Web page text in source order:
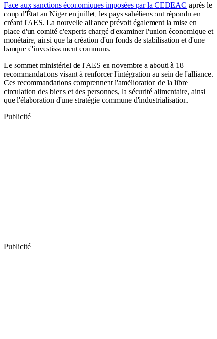
Face aux sanctions économiques imposées par la CEDEAO après le
coup d'État au Niger en juillet, les pays sahéliens ont répondu en
créant l'AES. La nouvelle alliance prévoit également la mise en
place d'un comité d'experts chargé d'examiner l'union économique et
monétaire, ainsi que la création d'un fonds de stabilisation et d'une
banque d'investissement communs.
Le sommet ministériel de l'AES en novembre a abouti à 18
recommandations visant à renforcer l'intégration au sein de l'alliance.
Ces recommandations comprennent l'amélioration de la libre
circulation des biens et des personnes, la sécurité alimentaire, ainsi
que l'élaboration d'une stratégie commune d'industrialisation.
Publicité
Publicité